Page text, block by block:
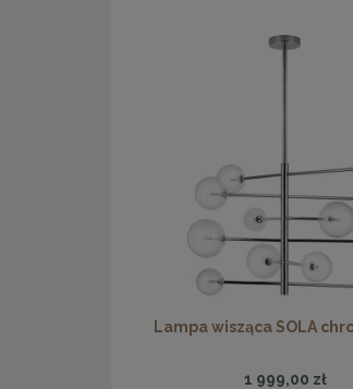
Lampa wisząca SOLA
1 999,00 zł